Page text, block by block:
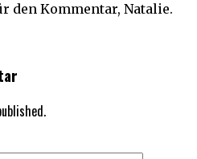
den Kommentar, Natalie.